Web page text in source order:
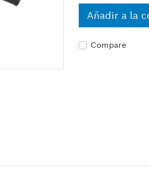
Añadir a la
Compare